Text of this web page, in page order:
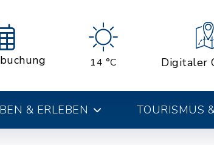
14 °C Digitaler
& ERLEBEN TOURISMUS